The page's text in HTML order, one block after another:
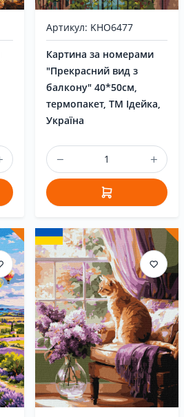
Артикул: KHO6477
Картина за номерами
"Прекрасний вид з
балкону" 40*50см,
термопакет, ТМ Ідейка,
Україна